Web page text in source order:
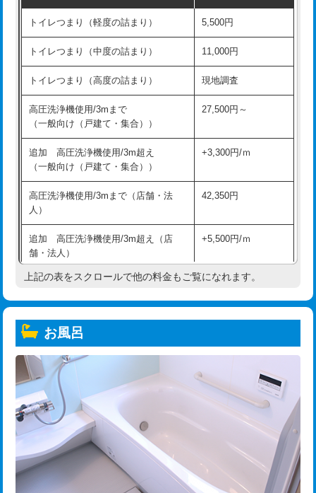
トイレつまり（軽度の詰まり） 5,500円
トイレつまり（中度の詰まり） 11,000円
トイレつまり（高度の詰まり） 現地調査
高圧洗浄機使用/3mまで
（一般向け（戸建て・集合））
27,500円～
追加 高圧洗浄機使用/3m超え
（一般向け（戸建て・集合））
+3,300円/ｍ
高圧洗浄機使用/3mまで（店舗・法
人）
42,350円
追加 高圧洗浄機使用/3m超え（店
舗・法人）
+5,500円/ｍ
高度高圧洗浄換 現地調査
トーラー機使用/3mまで
追加トーラー機使用/3m超え
カメラ調査 33,000円
桝清掃 8,800円
止水・漏水調査・防水処理・清掃・修
理・調整・分解・加工など（軽作業）
上記の表をスクロールで他の料金もご覧になれます。
お風呂